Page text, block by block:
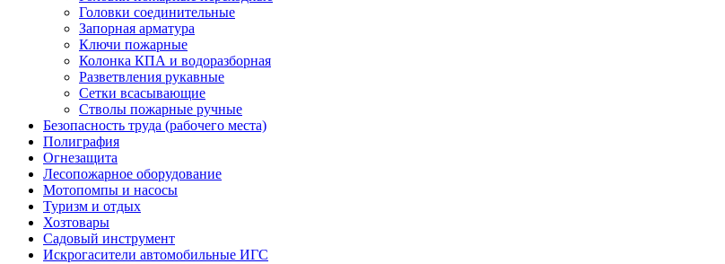
Головки соединительные
Запорная арматура
Ключи пожарные
Колонка КПА и водоразборная
Разветвления рукавные
Сетки всасывающие
Стволы пожарные ручные
Безопасность труда (рабочего места)
Полиграфия
Огнезащита
Лесопожарное оборудование
Мотопомпы и насосы
Туризм и отдых
Хозтовары
Садовый инструмент
Искрогасители автомобильные ИГС